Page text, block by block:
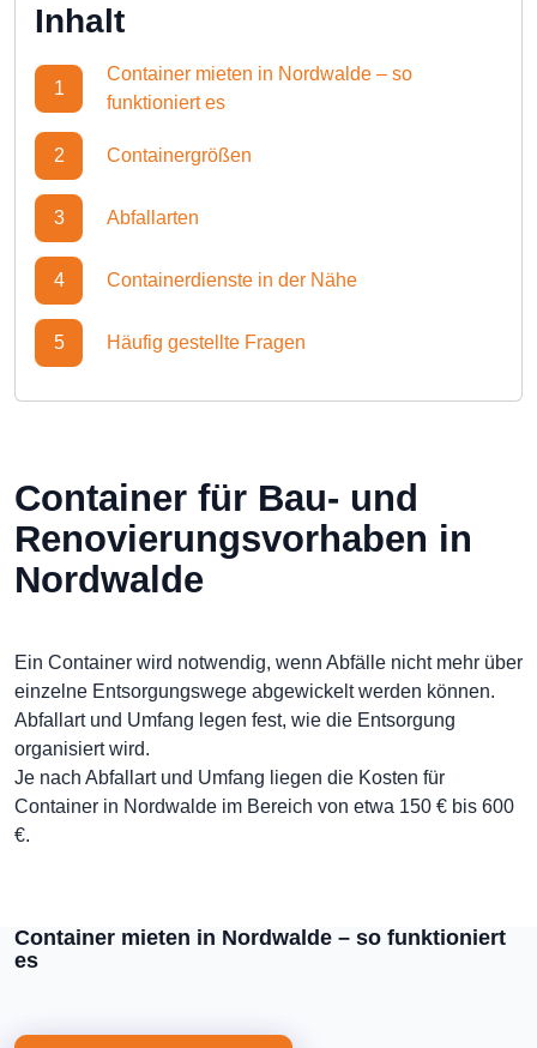
Inhalt
1
Container mieten in Nordwalde – so
funktioniert es
2 Containergrößen
3 Abfallarten
4 Containerdienste in der Nähe
5 Häufig gestellte Fragen
Container für Bau- und
Renovierungsvorhaben in
Nordwalde
Ein Container wird notwendig, wenn Abfälle nicht mehr über
einzelne Entsorgungswege abgewickelt werden können.
Abfallart und Umfang legen fest, wie die Entsorgung
organisiert wird.
Je nach Abfallart und Umfang liegen die Kosten für
Container in Nordwalde im Bereich von etwa 150 € bis 600
€.
Container mieten in Nordwalde – so funktioniert
es